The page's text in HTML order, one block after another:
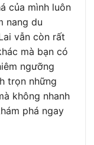
của mình luôn
nang du
vẫn còn rất
mà bạn có
ngưỡng
trọn những
không nhanh
phá ngay